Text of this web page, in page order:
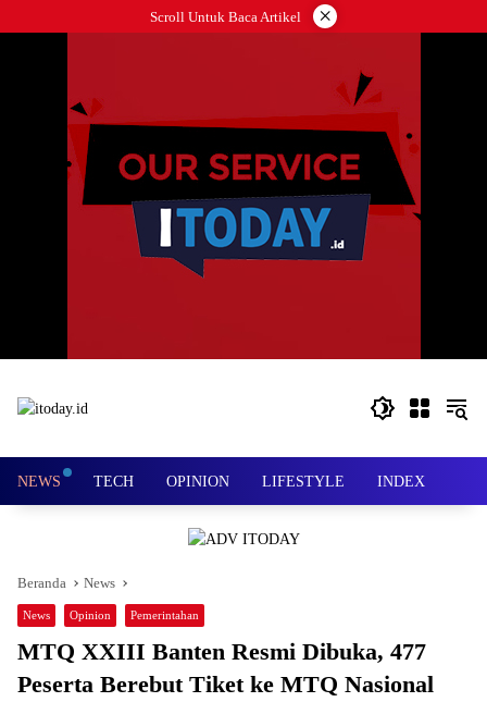
ke
Scroll Untuk Baca Artikel ×
NEWS TECH OPINION LIFESTYLE INDEX
Beranda News
News Opinion Pemerintahan
MTQ XXIII Banten Resmi Dibuka, 477
Peserta Berebut Tiket ke MTQ Nasional